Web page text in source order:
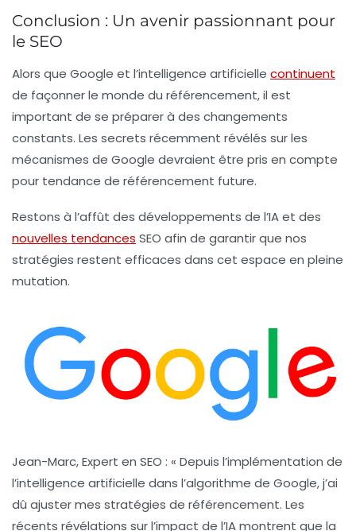
Conclusion : Un avenir passionnant pour
le SEO
Alors que Google et l’intelligence artificielle continuent
de façonner le monde du référencement, il est
important de se préparer à des changements
constants. Les secrets récemment révélés sur les
mécanismes de Google devraient être pris en compte
pour tendance de référencement future.
Restons à l’affût des développements de l’IA et des
nouvelles tendances SEO afin de garantir que nos
stratégies restent efficaces dans cet espace en pleine
mutation.
Jean-Marc, Expert en SEO : « Depuis l’implémentation de
l’intelligence artificielle dans l’algorithme de Google, j’ai
dû ajuster mes stratégies de référencement. Les
récents révélations sur l’impact de l’IA montrent que la